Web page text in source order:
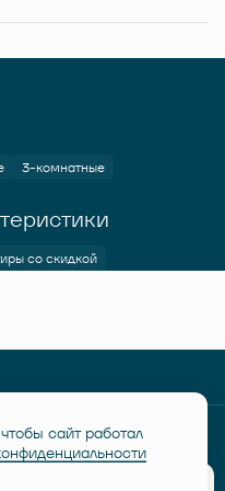
3-комнатные
со скидкой
сайт работал